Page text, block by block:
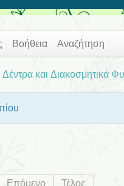
Βοήθεια Αναζήτηση
και Διακοσμητικά
Επόμενο Τέλος